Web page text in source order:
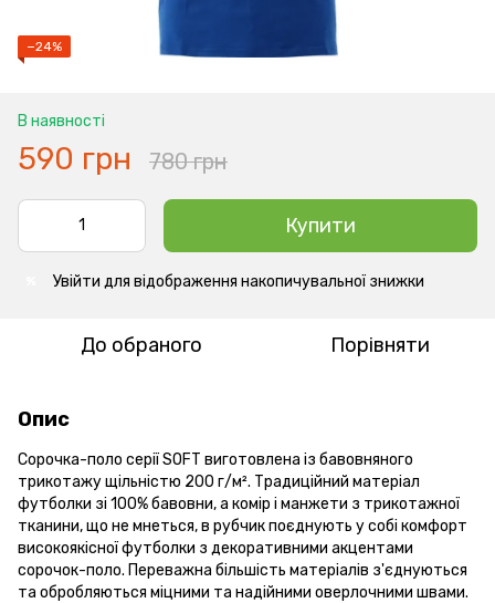
−24%
В наявності
590 грн 780 грн
Купити
Увійти для відображення накопичувальної знижки
До обраного Порівняти
Опис
Сорочка-поло серії SOFT виготовлена із бавовняного
трикотажу щільністю 200 г/м². Традиційний матеріал
футболки зі 100% бавовни, а комір і манжети з трикотажної
тканини, що не мнеться, в рубчик поєднують у собі комфорт
високоякісної футболки з декоративними акцентами
сорочок-поло. Переважна більшість матеріалів з'єднуються
та обробляються міцними та надійними оверлочними швами.